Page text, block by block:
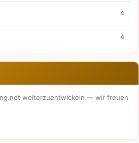
4
4
weiterzuentwickeln — wir freuen